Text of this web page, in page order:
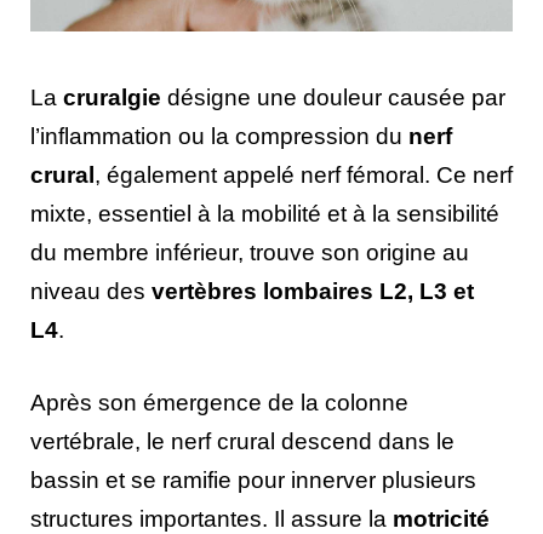
La cruralgie désigne une douleur causée par
l’inflammation ou la compression du nerf
crural , également appelé nerf fémoral. Ce nerf
mixte, essentiel à la mobilité et à la sensibilité
du membre inférieur, trouve son origine au
niveau des vertèbres lombaires L2, L3 et
L4.
Après son émergence de la colonne
vertébrale, le nerf crural descend dans le
bassin et se ramifie pour innerver plusieurs
structures importantes. Il assure la motricité